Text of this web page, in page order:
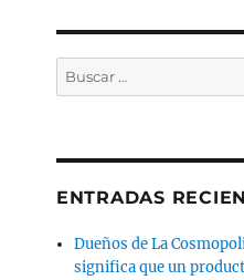
Buscar
por:
ENTRADAS
Dueños de La
significa que un